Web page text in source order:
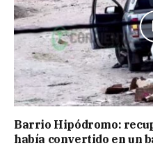
Barrio Hipódromo:
había convertido en un